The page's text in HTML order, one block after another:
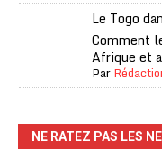
Le Togo
Comment
Afrique et
Par
NE RATEZ PAS LES